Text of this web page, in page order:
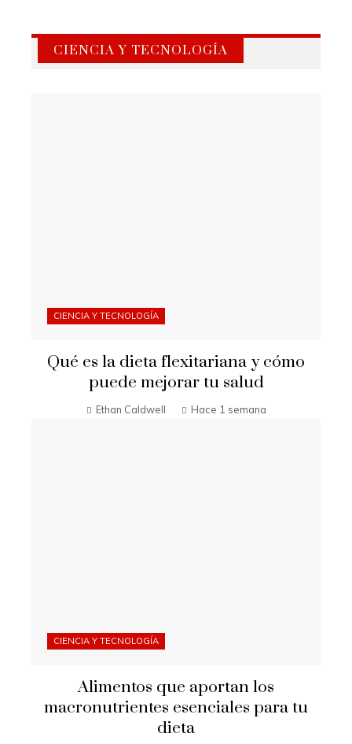
CIENCIA Y TECNOLOGÍA
CIENCIA Y TECNOLOGÍA
Qué es la dieta flexitariana y cómo
puede mejorar tu salud
Ethan Caldwell Hace 1 semana
CIENCIA Y TECNOLOGÍA
Alimentos que aportan los
macronutrientes esenciales para tu
dieta